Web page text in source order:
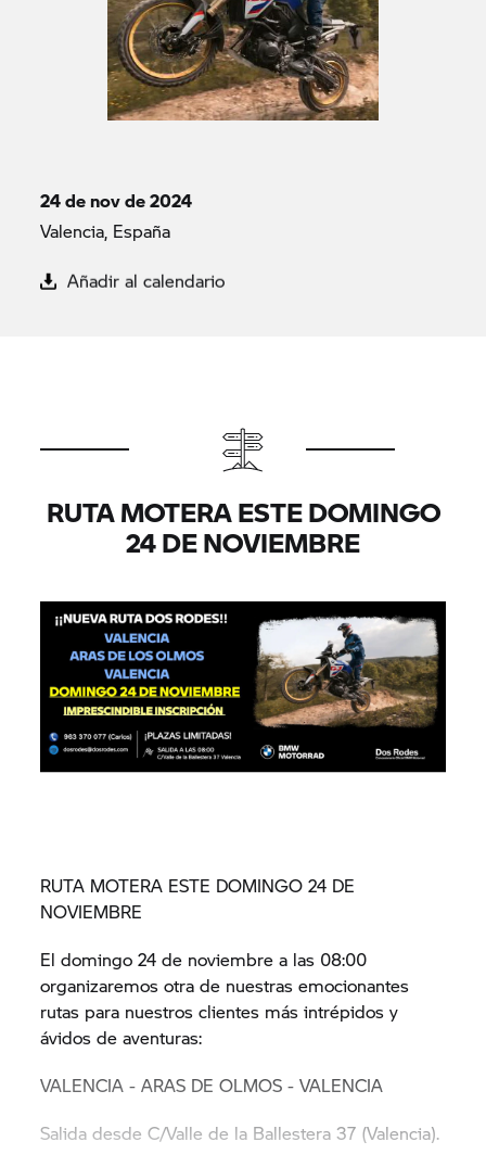
24 de nov de 2024
Valencia, España
Añadir al calendario
RUTA MOTERA ESTE DOMINGO
24 DE NOVIEMBRE
RUTA MOTERA ESTE DOMINGO 24 DE
NOVIEMBRE
El domingo 24 de noviembre a las 08:00
organizaremos otra de nuestras emocionantes
rutas para nuestros clientes más intrépidos y
ávidos de aventuras:
VALENCIA - ARAS DE OLMOS - VALENCIA
Salida desde C/Valle de la Ballestera 37 (Valencia).